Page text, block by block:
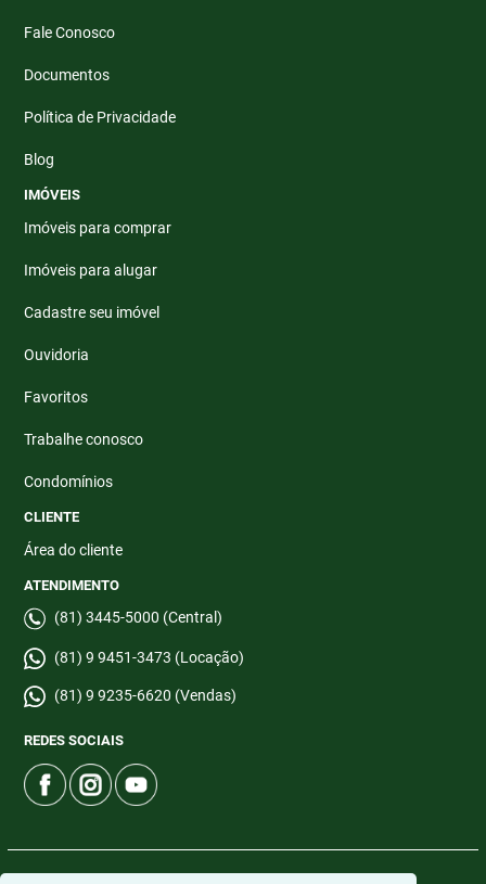
Fale Conosco
Documentos
Política de Privacidade
Blog
IMÓVEIS
Imóveis para comprar
Imóveis para alugar
Cadastre seu imóvel
Ouvidoria
Favoritos
Trabalhe conosco
Condomínios
CLIENTE
Área do cliente
ATENDIMENTO
(81) 3445-5000 (Central)
(81) 9 9451-3473 (Locação)
(81) 9 9235-6620 (Vendas)
REDES SOCIAIS